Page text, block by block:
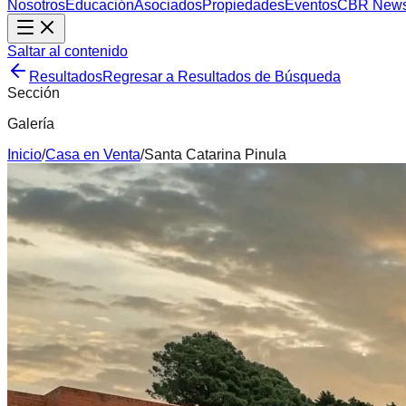
NosotrosEducaciónAsociadosPropiedadesEventosCBR
Saltar al contenido
ResultadosRegresar a Resultados de Búsqueda
Sección
Galería
Inicio/Casa en Venta/Santa Catarina Pinula